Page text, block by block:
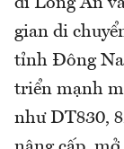
đi Long An
gian di
tỉnh Đông
triển mạnh
như DT830,